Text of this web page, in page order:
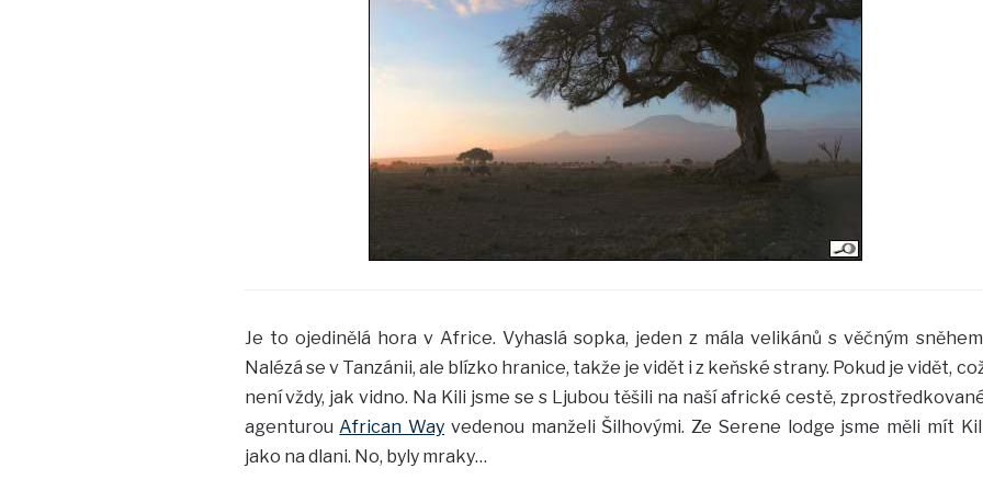
Je to ojedinělá hora v Africe. Vyhaslá sopka, jeden z mála velikánů s věčným
Nalézá se v Tanzánii, ale blízko hranice, takže je vidět i z keňské strany. Pokud je vidět,
není vždy, jak vidno. Na Kili jsme se s Ljubou těšili na naší africké cestě,
agenturouAfrican Way vedenou manželi Šilhovými. Ze Serene lodge jsme měli mít
jako na dlani. No, byly mraky…